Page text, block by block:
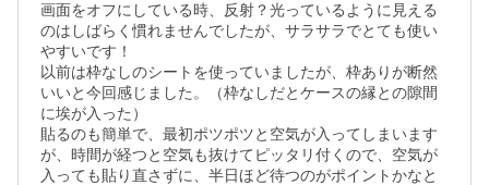
画面をオフにしている時、反射？光っているように見える
のはしばらく慣れませんでしたが、サラサラでとても使い
やすいです！
以前は枠なしのシートを使っていましたが、枠ありが断然
いいと今回感じました。（枠なしだとケースの縁との隙間
に埃が入った）
貼るのも簡単で、最初ポツポツと空気が入ってしまいます
が、時間が経つと空気も抜けてピッタリ付くので、空気が
入っても貼り直さずに、半日ほど待つのがポイントかなと